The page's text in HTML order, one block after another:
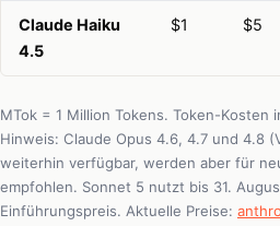
Claude Haiku
4.5
$1 $5
MTok = 1 Million Tokens. Token-Kosten
Hinweis: Claude Opus 4.6, 4.7 und 4.8
weiterhin verfügbar, werden aber für
empfohlen. Sonnet 5 nutzt bis 31.
Einführungspreis. Aktuelle Preise: